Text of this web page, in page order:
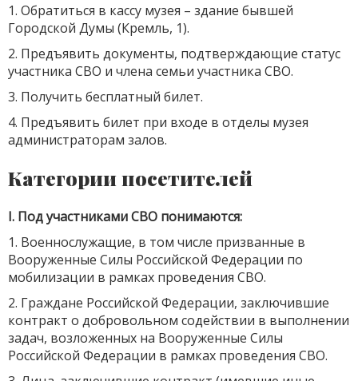
1. Обратиться в кассу музея – здание бывшей
Городской Думы (Кремль, 1).
2. Предъявить документы, подтверждающие статус
участника СВО и члена семьи участника СВО.
3. Получить бесплатный билет.
4. Предъявить билет при входе в отделы музея
администраторам залов.
Категории посетителей
I. Под участниками СВО понимаются:
1. Военнослужащие, в том числе призванные в
Вооруженные Силы Российской Федерации по
мобилизации в рамках проведения СВО.
2. Граждане Российской Федерации, заключившие
контракт о добровольном содействии в выполнении
задач, возложенных на Вооруженные Силы
Российской Федерации в рамках проведения СВО.